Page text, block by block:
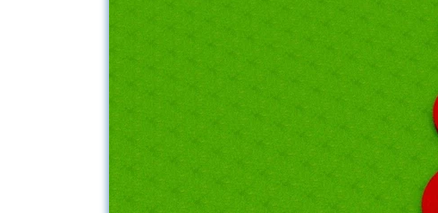
Tripod Semafor-en
Minipark
Inclusive Park